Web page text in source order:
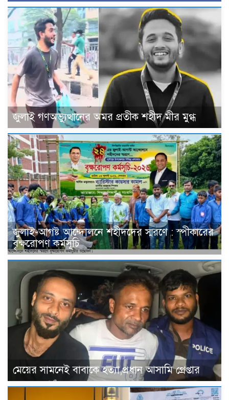
জুলাই গণঅভ্যুত্থানের অমর প্রতীক শহীদ মীর মুগ্ধ
জুলাই-আগষ্ট আন্দোলনে শহীদদের স্মরণে : স্পীকারের
বৃক্ষরোপণ কর্মসূচি
মেয়ের সামনেই বাবাকে হত্যা,প্রধান আসামি গ্রেপ্তার